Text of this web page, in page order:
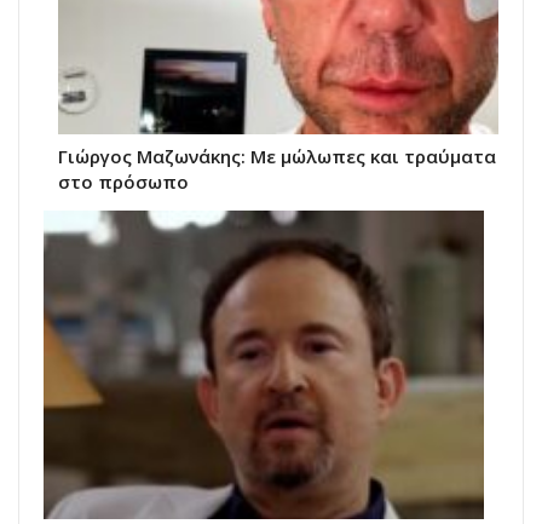
Γιώργος Μαζωνάκης: Με μώλωπες και τραύματα
στο πρόσωπο